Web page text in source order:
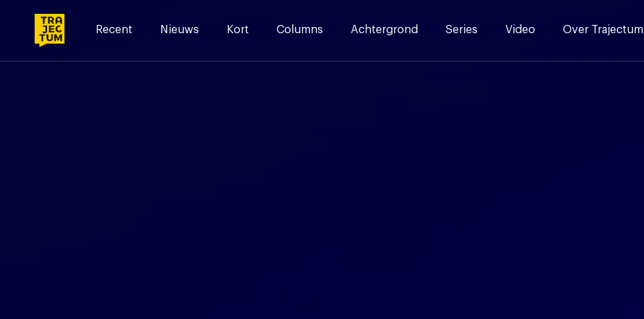
Recent Nieuws Kort Columns Achtergrond Series Video Over Trajectum